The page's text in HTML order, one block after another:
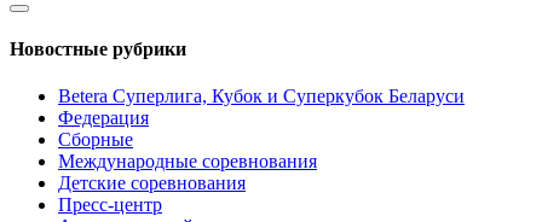
Новостные рубрики
Betera Суперлига, Кубок и Суперкубок Беларуси
Федерация
Сборные
Международные соревнования
Детские соревнования
Пресс-центр